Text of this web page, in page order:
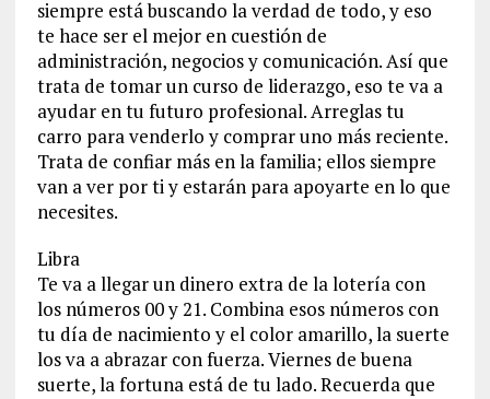
siempre está buscando la verdad de todo, y eso
te hace ser el mejor en cuestión de
administración, negocios y comunicación. Así que
trata de tomar un curso de liderazgo, eso te va a
ayudar en tu futuro profesional. Arreglas tu
carro para venderlo y comprar uno más reciente.
Trata de confiar más en la familia; ellos siempre
van a ver por ti y estarán para apoyarte en lo que
necesites.
Libra
Te va a llegar un dinero extra de la lotería con
los números 00 y 21. Combina esos números con
tu día de nacimiento y el color amarillo, la suerte
los va a abrazar con fuerza. Viernes de buena
suerte, la fortuna está de tu lado. Recuerda que